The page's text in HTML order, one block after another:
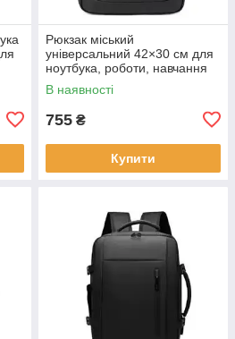
Рюкзак міський
універсальний 42×30 см для
ноутбука, роботи, навчання
та подорожей KAY
В наявності
755 ₴
Купити